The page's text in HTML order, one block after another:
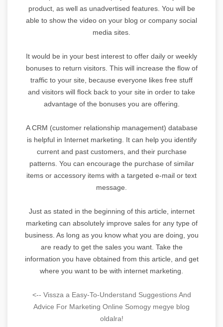
product, as well as unadvertised features. You will be
able to show the video on your blog or company social
media sites.
It would be in your best interest to offer daily or weekly
bonuses to return visitors. This will increase the flow of
traffic to your site, because everyone likes free stuff
and visitors will flock back to your site in order to take
advantage of the bonuses you are offering.
A CRM (customer relationship management) database
is helpful in Internet marketing. It can help you identify
current and past customers, and their purchase
patterns. You can encourage the purchase of similar
items or accessory items with a targeted e-mail or text
message.
Just as stated in the beginning of this article, internet
marketing can absolutely improve sales for any type of
business. As long as you know what you are doing, you
are ready to get the sales you want. Take the
information you have obtained from this article, and get
where you want to be with internet marketing.
<-- Vissza a Easy-To-Understand Suggestions And
Advice For Marketing Online Somogy megye blog
oldalra!